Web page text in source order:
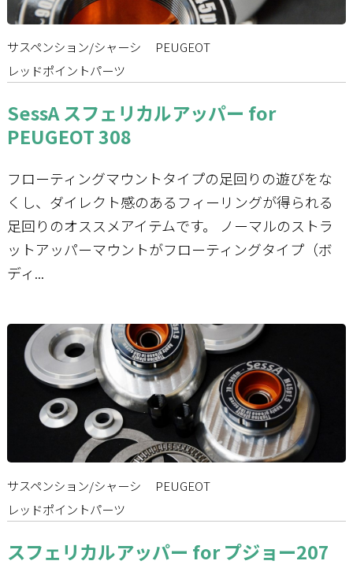
サスペンション/シャーシ
PEUGEOT
レッドポイントパーツ
SessA スフェリカルアッパー for
PEUGEOT 308
フローティングマウントタイプの足回りの遊びをな
くし、ダイレクト感のあるフィーリングが得られる
足回りのオススメアイテムです。 ノーマルのストラ
ットアッパーマウントがフローティングタイプ（ボ
ディ...
サスペンション/シャーシ
PEUGEOT
レッドポイントパーツ
スフェリカルアッパー for プジョー207